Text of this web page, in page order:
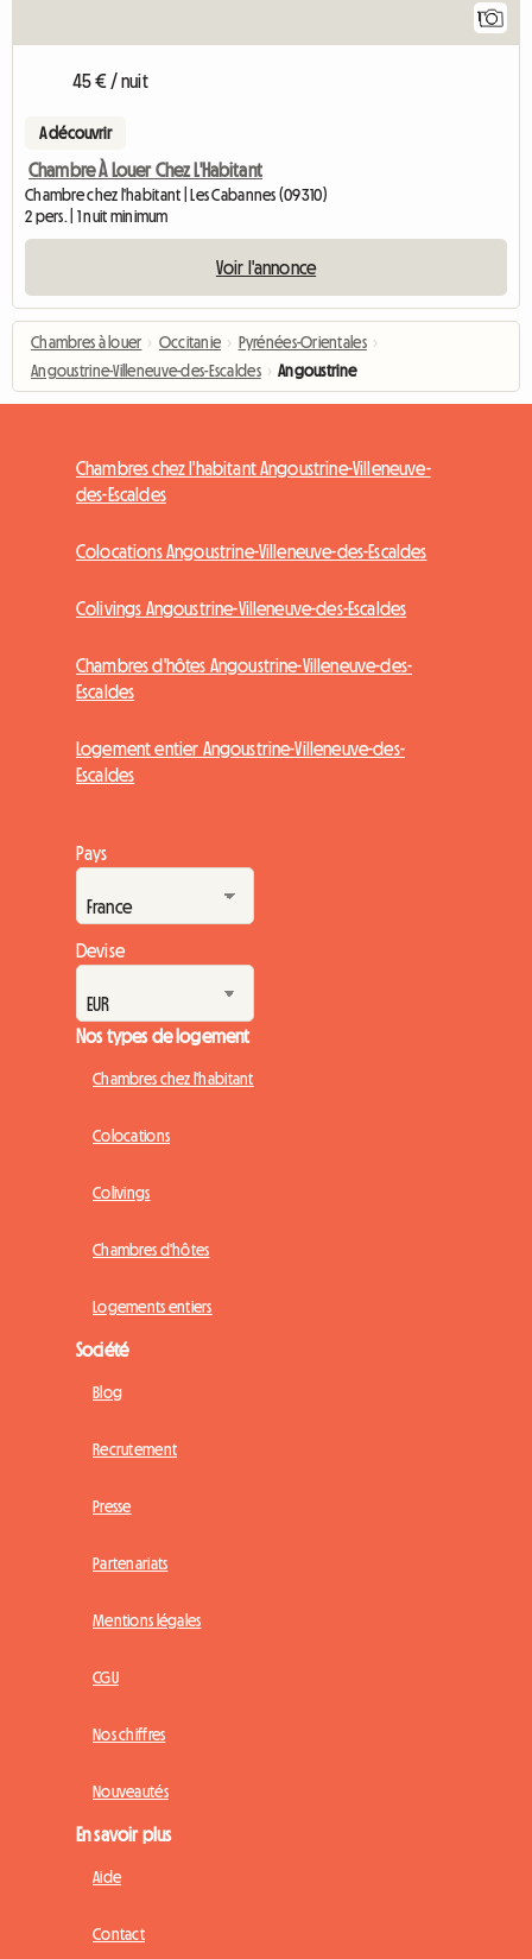
1
45 € / nuit
A découvrir
Chambre À Louer Chez L'Habitant
Chambre chez l'habitant | Les Cabannes (09310)
2 pers. | 1 nuit minimum
Voir l'annonce
Chambres à louer › Occitanie › Pyrénées-Orientales ›
Angoustrine-Villeneuve-des-Escaldes › Angoustrine
Chambres chez l'habitant Angoustrine-Villeneuve-
des-Escaldes
Colocations Angoustrine-Villeneuve-des-Escaldes
Colivings Angoustrine-Villeneuve-des-Escaldes
Chambres d'hôtes Angoustrine-Villeneuve-des-
Escaldes
Logement entier Angoustrine-Villeneuve-des-
Escaldes
Pays
Devise
Nos types de logement
Chambres chez l'habitant
Colocations
Colivings
Chambres d'hôtes
Logements entiers
Société
Blog
Recrutement
Presse
Partenariats
Mentions légales
CGU
Nos chiffres
Nouveautés
En savoir plus
Aide
Contact